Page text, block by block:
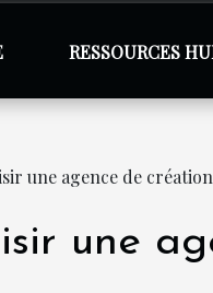
RESSOURCES
une agence de
une